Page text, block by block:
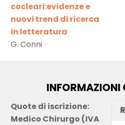
cocleari:evidenze e
nuovi trend di ricerca
in letteratura
G. Conni
INFORMAZIONI
Quote di iscrizione:
Medico Chirurgo (IVA